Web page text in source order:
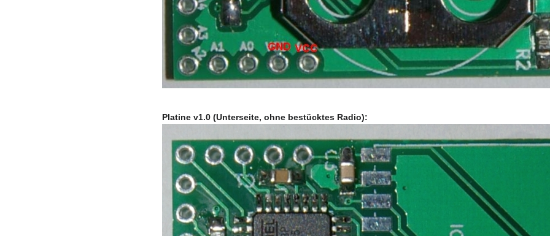
Platine v1.0 (Unterseite, ohne bestücktes Radio):